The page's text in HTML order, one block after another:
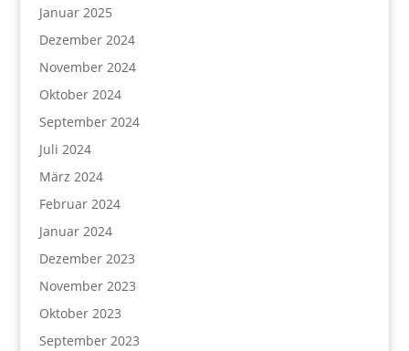
Januar 2025
Dezember 2024
November 2024
Oktober 2024
September 2024
Juli 2024
März 2024
Februar 2024
Januar 2024
Dezember 2023
November 2023
Oktober 2023
September 2023